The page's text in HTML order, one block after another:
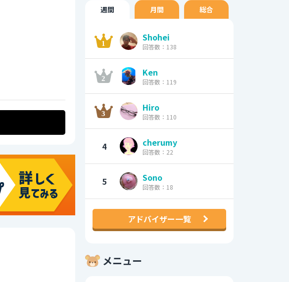
週間 月間 総合
Shohei
回答数：138
Ken
回答数：119
Hiro
回答数：110
4 cherumy
回答数：22
5 Sono
回答数：18
アドバイザー一覧
メニュー